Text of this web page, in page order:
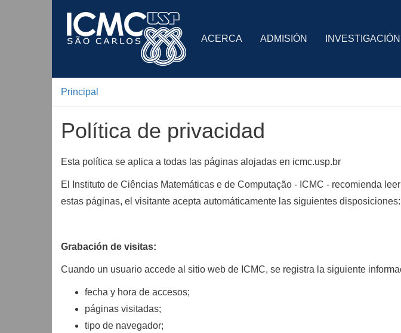
ACERCA ADMISIÓN INVESTIGACIÓN
Principal
Política de privacidad
Esta política se aplica a todas las páginas alojadas en icmc.usp.br
El Instituto de Ciências Matemáticas e de Computação - ICMC - recomienda
estas páginas, el visitante acepta automáticamente las siguientes disposiciones:
Grabación de visitas:
Cuando un usuario accede al sitio web de ICMC, se registra la siguiente
fecha y hora de accesos;
páginas visitadas;
tipo de navegador;